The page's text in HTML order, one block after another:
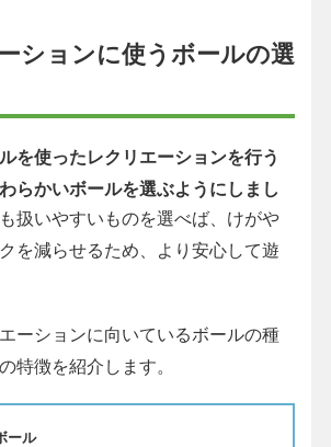
ションに使うボールの選
を使ったレクリエーションを行う
らかいボールを選ぶようにしまし
扱いやすいものを選べば、けがや
を減らせるため、より安心して遊
ーションに向いているボールの種
特徴を紹介します。
ール